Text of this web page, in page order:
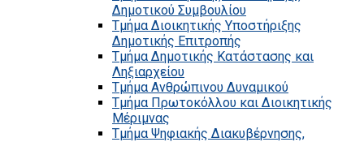
Δημοτικού Συμβουλίου
Τμήμα Διοικητικής Υποστήριξης
Δημοτικής Επιτροπής
Τμήμα Δημοτικής Κατάστασης και
Ληξιαρχείου
Τμήμα Ανθρώπινου Δυναμικού
Τμήμα Πρωτοκόλλου και Διοικητικής
Μέριμνας
Τμήμα Ψηφιακής Διακυβέρνησης,